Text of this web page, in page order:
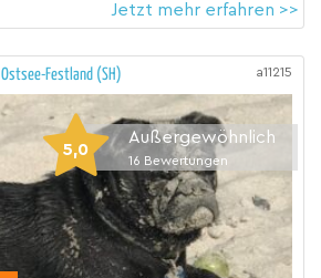
Jetzt mehr erfahren >>
Ostsee-Festland (SH) a11215
5,0
Außergewöhnlich
16 Bewertungen